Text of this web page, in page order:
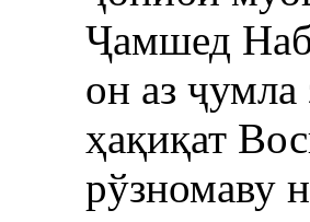
Ҷамшед
он аз
ҳақиқат
рўзномаву